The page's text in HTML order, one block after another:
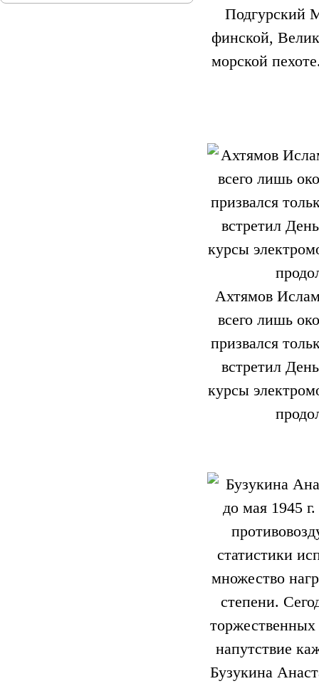
Подгурский
финской,
морской
Ахтямов
всего лишь
призвался
встретил
курсы
Бузукина